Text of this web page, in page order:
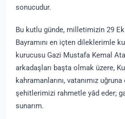
sonucudur.
Bu kutlu günde, milletimizin 29
Bayramını en içten dileklerimle
kurucusu Gazi Mustafa Kemal
arkadaşları başta olmak üzere,
kahramanlarını, vatanımız
şehitlerimizi rahmetle yâd eder;
sunarım.